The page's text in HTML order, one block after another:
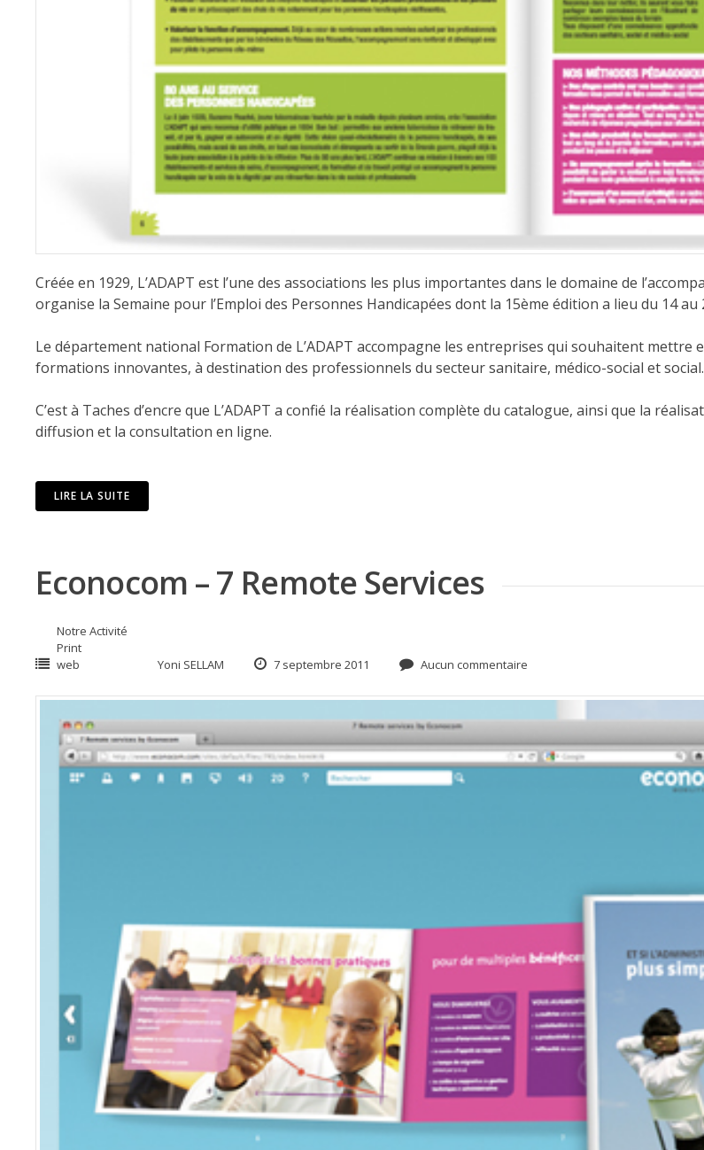
Créée en 1929, L’ADAPT est l’une des associations les plus importantes dans le domaine de
organise la Semaine pour l’Emploi des Personnes Handicapées dont la 15ème édition a lieu du 14
Le département national Formation de L’ADAPT accompagne les entreprises qui souhaitent
formations innovantes, à destination des professionnels du secteur sanitaire, médico-social et social.
C’est à Taches d’encre que L’ADAPT a confié la réalisation complète du catalogue, ainsi que la
diffusion et la consultation en ligne.
LIRE LA SUITE
Econocom – 7 Remote Services
Notre Activité
Print
web
Yoni SELLAM 7 septembre 2011 Aucun commentaire